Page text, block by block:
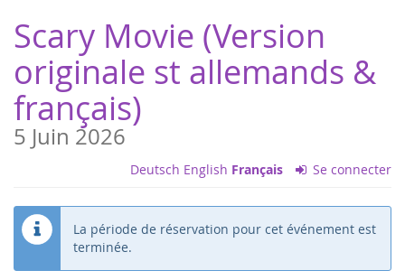
la page
principale
Scary Movie (Version
originale st allemands &
français)
5 Juin 2026
Deutsch English Français Se connecter
La période de réservation pour cet événement est
terminée.